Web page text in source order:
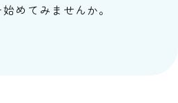
めてみませんか。